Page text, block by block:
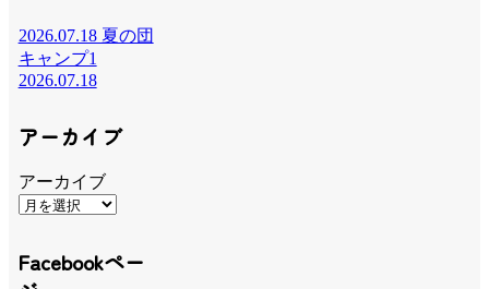
2026.07.18 夏の団
キャンプ1
2026.07.18
アーカイブ
アーカイブ
Facebookペー